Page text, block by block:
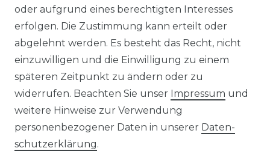
UNTERNEHMEN
ÜBER UNS
PHILOSOPHIE
LIVIPUR MÖBEL
oder aufgrund eines berechtigten Interesses
erfolgen. Die Zustimmung kann erteilt oder
abgelehnt werden. Es besteht das Recht, nicht
einzuwilligen und die Einwilligung zu einem
späteren Zeitpunkt zu ändern oder zu
widerrufen. Beachten Sie unser Impressum und
weitere Hinweise zur Verwendung
personenbezogener Daten in unserer Daten­
schutz­erklärung.